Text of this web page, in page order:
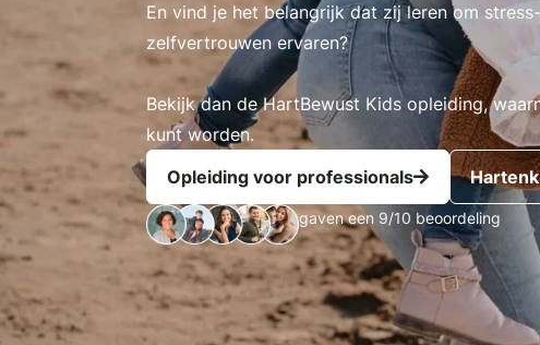
En vind je het belangrijk dat zij leren om
zelfvertrouwen ervaren?
Bekijk dan de HartBewust Kids opleiding,
kunt worden.
Opleiding voor professionals
gaven een 9/10 beoordeling